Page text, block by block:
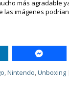
más agradable
imágenes
,Nintendo,Unboxing